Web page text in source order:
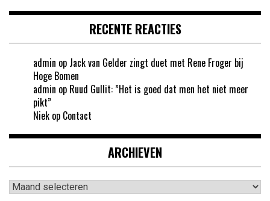
RECENTE REACTIES
admin op Jack van Gelder zingt duet met Rene Froger bij
Hoge Bomen
admin op Ruud Gullit: ”Het is goed dat men het niet meer
pikt”
Niek op Contact
ARCHIEVEN
Archieven